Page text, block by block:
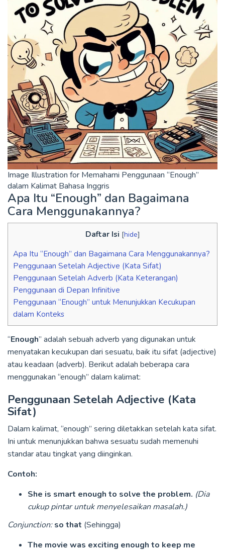
Image Illustration for Memahami Penggunaan “Enough”
dalam Kalimat Bahasa Inggris
Apa Itu “Enough” dan Bagaimana
Cara Menggunakannya?
Daftar Isi [hide]
Apa Itu “Enough” dan Bagaimana Cara Menggunakannya?
Penggunaan Setelah Adjective (Kata Sifat)
Penggunaan Setelah Adverb (Kata Keterangan)
Penggunaan di Depan Infinitive
Penggunaan “Enough” untuk Menunjukkan Kecukupan
dalam Konteks
“Enough” adalah sebuah adverb yang digunakan untuk
menyatakan kecukupan dari sesuatu, baik itu sifat (adjective)
atau keadaan (adverb). Berikut adalah beberapa cara
menggunakan “enough” dalam kalimat:
Penggunaan Setelah Adjective (Kata
Sifat)
Dalam kalimat, “enough” sering diletakkan setelah kata sifat.
Ini untuk menunjukkan bahwa sesuatu sudah memenuhi
standar atau tingkat yang diinginkan.
Contoh:
She is smart enough to solve the problem. (Dia
cukup pintar untuk menyelesaikan masalah.)
Conjunction: so that (Sehingga)
The movie was exciting enough to keep me